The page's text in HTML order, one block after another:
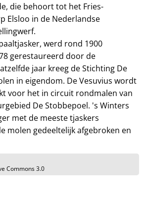
die behoort tot het Fries-
Elsloo in de Nederlandse
werd rond 1900
gerestaureerd door de
jaar kreeg de Stichting De
in eigendom. De Vesuvius wordt
voor het in circuit rondmalen van
De Stobbepoel. 's Winters
met de meeste tjaskers
molen gedeeltelijk afgebroken en
Commons 3.0